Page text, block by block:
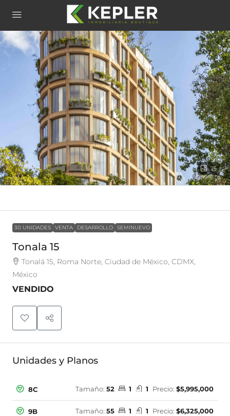
15
30 UNIDADES VENTA DESARROLLO SEMINUEVO
Tonala 15
Tonalá 15, Roma Norte, Ciudad de México, CDMX,
México
VENDIDO
Unidades y Planos
8C Tamaño: 52 1 1 Precio: $5,995,000
9B Tamaño: 55 1 1 Precio: $6,325,000